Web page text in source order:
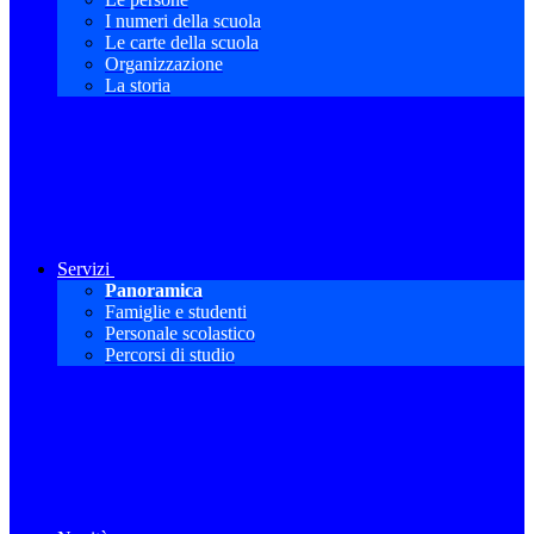
I numeri della scuola
Le carte della scuola
Organizzazione
La storia
Servizi
Panoramica
Famiglie e studenti
Personale scolastico
Percorsi di studio